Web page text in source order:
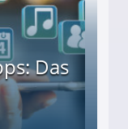
Das